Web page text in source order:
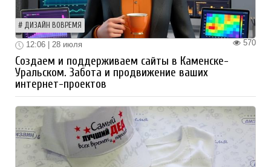
ДИЗАЙН ВОВРЕМЯ
570
12:06 | 28 июля
Создаем и поддерживаем сайты в Каменске-
Уральском. Забота и продвижение ваших
интернет-проектов